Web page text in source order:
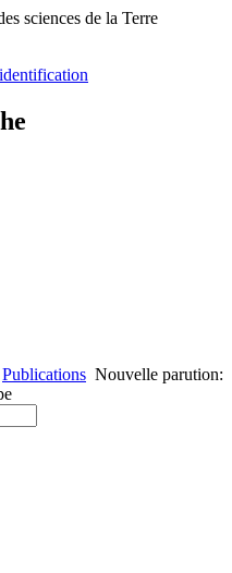
sciences de la Terre
Publications Nouvelle parution: